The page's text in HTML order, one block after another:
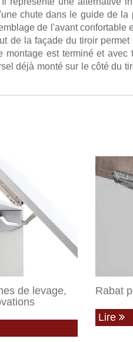
chute dans le guide de la
de l'avant confortable
de la façade du tiroir permet
montage est terminé et avec
déjà monté sur le côté du
de levage,
Rabat
Lire